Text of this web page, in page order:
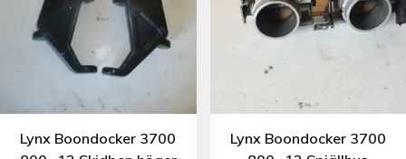
Lynx Boondocker 3700
Lynx Boondocker 3700